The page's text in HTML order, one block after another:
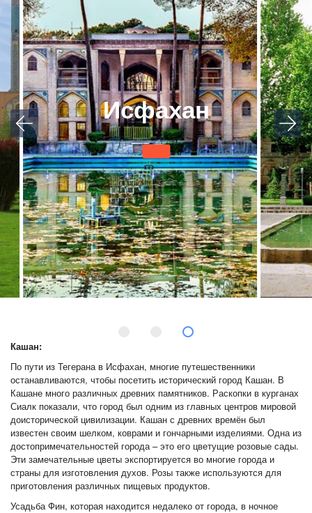
Исфахан
Кашан:
По пути из Тегерана в Исфахан, многие путешественники
останавливаются, чтобы посетить исторический город Кашан. В
Кашане много различных древних памятников. Раскопки в курганах
Сиалк показали, что город был одним из главных центров мировой
доисторической цивилизации. Кашан с древних времён был
известен своим шелком, коврами и гончарными изделиями. Одна из
достопримечательностей города – это его цветущие розовые сады.
Эти замечательные цветы экспортируется во многие города и
страны для изготовления духов. Розы также используются для
приготовления различных пищевых продуктов.
Усадьба Фин, которая находится недалеко от города, в ночное